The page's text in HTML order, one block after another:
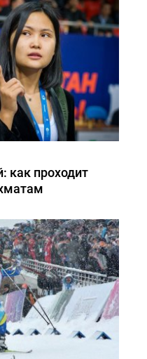
как проходит